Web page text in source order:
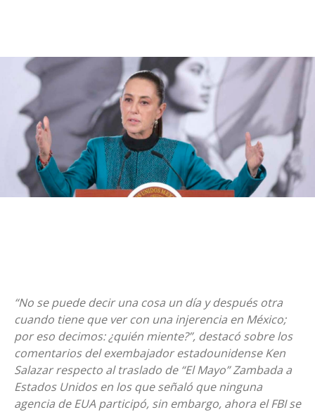
“No se puede decir una cosa un día y después otra
cuando tiene que ver con una injerencia en México;
por eso decimos: ¿quién miente?”, destacó sobre los
comentarios del exembajador estadounidense Ken
Salazar respecto al traslado de “El Mayo” Zambada a
Estados Unidos en los que señaló que ninguna
agencia de EUA participó, sin embargo, ahora el FBI se